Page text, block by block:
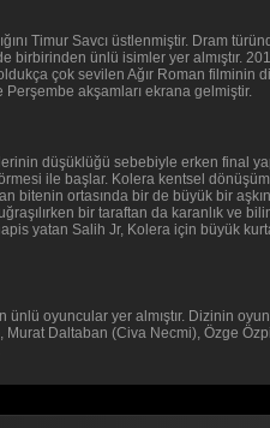
9.
Timur Savcı üstlenmiştir. Dram
ünlü isimler yer almıştır.
çok sevilen Ağır Roman filminin
Perşembe akşamları ekrana gelmiştir.
düşüklüğü sebebiyle erken final
ile başlar. Kolera kentsel
bitenin ortasında bir de büyük bir
bir taraftan da karanlık ve
yatan Salih Jr, Kolera için büyük
oyuncular yer almıştır. Dizinin
Daltaban (Civa Necmi), Özge